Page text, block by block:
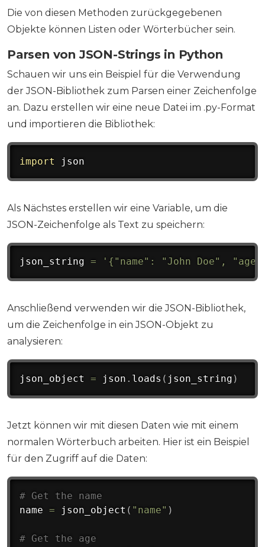
Die von diesen Methoden zurückgegebenen
Objekte können Listen oder Wörterbücher sein.
Parsen von JSON-Strings in Python
Schauen wir uns ein Beispiel für die Verwendung
der JSON-Bibliothek zum Parsen einer Zeichenfolge
an. Dazu erstellen wir eine neue Datei im .py-Format
und importieren die Bibliothek:
import json
Als Nächstes erstellen wir eine Variable, um die
JSON-Zeichenfolge als Text zu speichern:
json_string = '{"name": "John Doe",
Anschließend verwenden wir die JSON-Bibliothek,
um die Zeichenfolge in ein JSON-Objekt zu
analysieren:
json_object = json . loads ( json_string )
Jetzt können wir mit diesen Daten wie mit einem
normalen Wörterbuch arbeiten. Hier ist ein Beispiel
für den Zugriff auf die Daten:
# Get the name
name = json_object ( "name" )
# Get the age